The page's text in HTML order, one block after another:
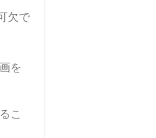
欠で
を
こ